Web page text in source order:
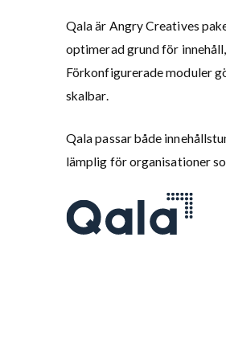
Qala är Angry Creatives
optimerad grund för
Förkonfigurerade moduler
skalbar.
Qala passar både
lämplig för organisationer